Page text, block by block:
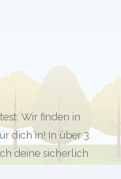
Wir finden in
dich in! In über 3
deine sicherlich